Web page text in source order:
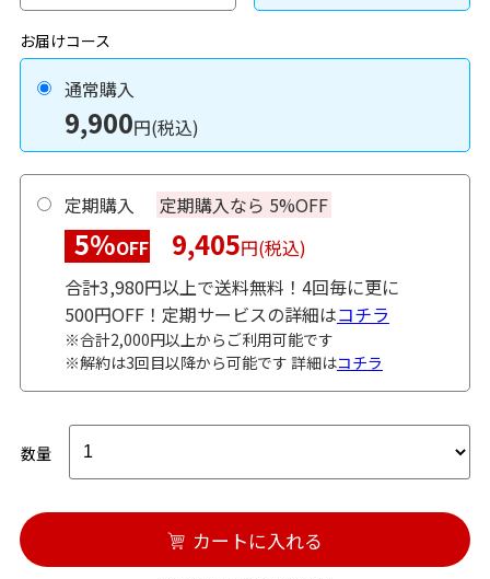
お届けコース
通常購入
9,900円(税込)
定期購入 定期購入なら 5%OFF
5%OFF 9,405円(税込)
合計3,980円以上で送料無料！4回毎に更に
500円OFF！定期サービスの詳細はコチラ
※合計2,000円以上からご利用可能です
※解約は3回目以降から可能です 詳細はコチラ
数量
カートに入れる